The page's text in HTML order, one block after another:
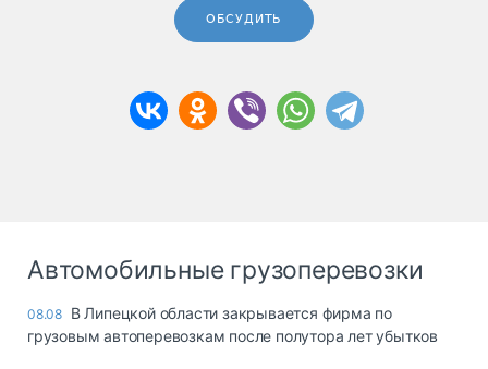
ОБСУДИТЬ
Автомобильные грузоперевозки
08.08 В Липецкой области закрывается фирма по
грузовым автоперевозкам после полутора лет убытков